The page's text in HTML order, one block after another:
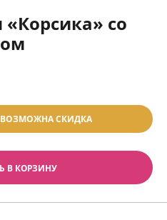
«Корсика» со
ВОЗМОЖНА СКИДКА
В КОРЗИНУ